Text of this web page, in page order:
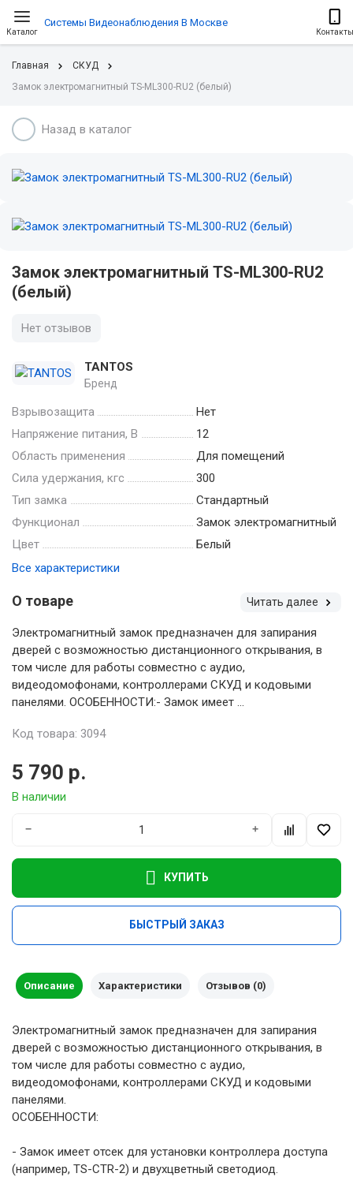
Каталог
Системы Видеонаблюдения В Москве
Контакты
Главная
СКУД
Замок электромагнитный TS-ML300-RU2 (белый)
Назад в каталог
Замок электромагнитный TS-ML300-RU2
(белый)
Нет отзывов
TANTOS
Бренд
Взрывозащита
Нет
Напряжение питания, В
12
Область применения
Для помещений
Сила удержания, кгс
300
Тип замка
Стандартный
Функционал
Замок электромагнитный
Цвет
Белый
Все характеристики
О товаре Читать далее
Электромагнитный замок предназначен для запирания
дверей с возможностью дистанционного открывания, в
том числе для работы совместно с аудио,
видеодомофонами, контроллерами СКУД и кодовыми
панелями. ОСОБЕННОСТИ:- Замок имеет ...
Код товара: 3094
5 790 р.
В наличии
− +
КУПИТЬ
БЫСТРЫЙ ЗАКАЗ
Описание Характеристики Отзывов (0)
Электромагнитный замок предназначен для запирания
дверей с возможностью дистанционного открывания, в
том числе для работы совместно с аудио,
видеодомофонами, контроллерами СКУД и кодовыми
панелями.
ОСОБЕННОСТИ:
- Замок имеет отсек для установки контроллера доступа
(например, TS-CTR-2) и двухцветный светодиод.